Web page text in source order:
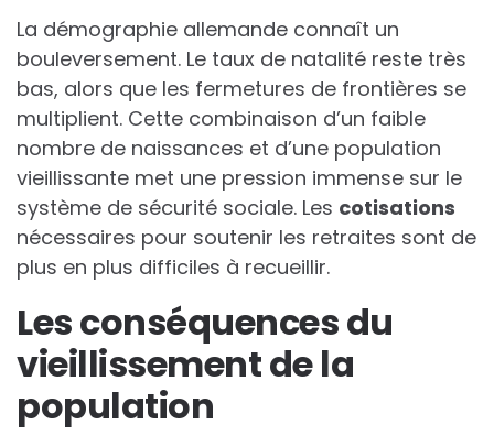
La démographie allemande connaît un
bouleversement. Le taux de natalité reste très
bas, alors que les fermetures de frontières se
multiplient. Cette combinaison d’un faible
nombre de naissances et d’une population
vieillissante met une pression immense sur le
système de sécurité sociale. Les cotisations
nécessaires pour soutenir les retraites sont de
plus en plus difficiles à recueillir.
Les conséquences du
vieillissement de la
population